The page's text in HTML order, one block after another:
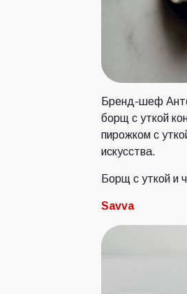
Бренд-шеф
борщ с уткой
пирожком с
искусства.
Борщ с уткой и
Savva